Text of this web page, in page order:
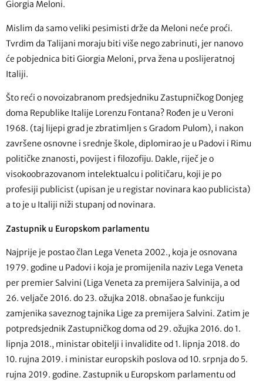
Giorgia Meloni.
Mislim da samo veliki pesimisti drže da Meloni neće proći.
Tvrdim da Talijani moraju biti više nego zabrinuti, jer nanovo
će pobjednica biti Giorgia Meloni, prva žena u poslijeratnoj
Italiji.
Što reći o novoizabranom predsjedniku Zastupničkog Donjeg
doma Republike Italije Lorenzu Fontana? Rođen je u Veroni
1968. (taj lijepi grad je zbratimljen s Gradom Pulom), i nakon
završene osnovne i srednje škole, diplomirao je u Padovi i Rimu
političke znanosti, povijest i filozofiju. Dakle, riječ je o
visokoobrazovanom intelektualcu i političaru, koji je po
profesiji publicist (upisan je u registar novinara kao publicista)
a to je u Italiji niži stupanj od novinara.
Zastupnik u Europskom parlamentu
Najprije je postao član Lega Veneta 2002., koja je osnovana
1979. godine u Padovi i koja je promijenila naziv Lega Veneta
per premier Salvini (Liga Veneta za premijera Salvinija, a od
26. veljače 2016. do 23. ožujka 2018. obnašao je funkciju
zamjenika saveznog tajnika Lige za premijera Salvini. Zatim je
potpredsjednik Zastupničkog doma od 29. ožujka 2016. do 1.
lipnja 2018., ministar obitelji i invalidite od 1. lipnja 2018. do
10. rujna 2019. i ministar europskih poslova od 10. srpnja do 5.
rujna 2019. godine. Zastupnik u Europskom parlamentu od